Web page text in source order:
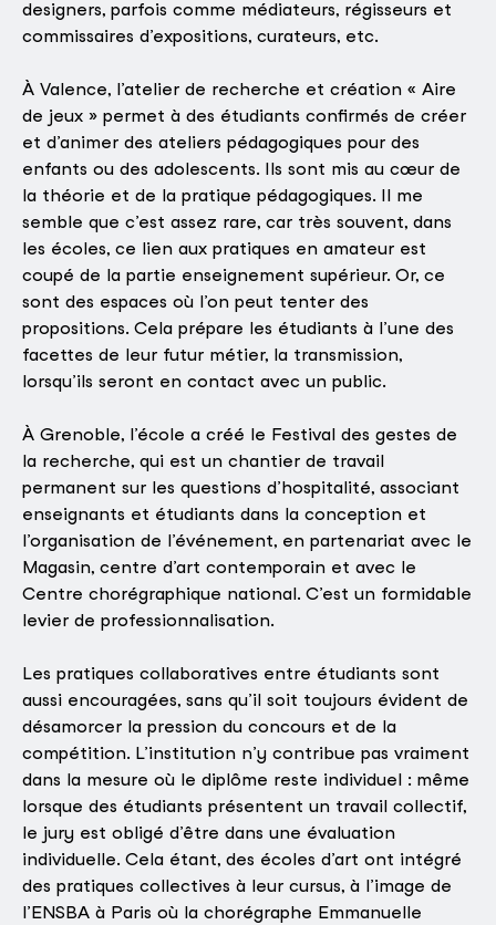
designers, parfois comme médiateurs, régisseurs et
commissaires d’expositions, curateurs, etc.
À Valence, l’atelier de recherche et création « Aire
de jeux » permet à des étudiants confirmés de créer
et d’animer des ateliers pédagogiques pour des
enfants ou des adolescents. Ils sont mis au cœur de
la théorie et de la pratique pédagogiques. Il me
semble que c’est assez rare, car très souvent, dans
les écoles, ce lien aux pratiques en amateur est
coupé de la partie enseignement supérieur. Or, ce
sont des espaces où l’on peut tenter des
propositions. Cela prépare les étudiants à l’une des
facettes de leur futur métier, la transmission,
lorsqu’ils seront en contact avec un public.
À Grenoble, l’école a créé le Festival des gestes de
la recherche, qui est un chantier de travail
permanent sur les questions d’hospitalité, associant
enseignants et étudiants dans la conception et
l’organisation de l’événement, en partenariat avec le
Magasin, centre d’art contemporain et avec le
Centre chorégraphique national. C’est un formidable
levier de professionnalisation.
Les pratiques collaboratives entre étudiants sont
aussi encouragées, sans qu’il soit toujours évident de
désamorcer la pression du concours et de la
compétition. L’institution n’y contribue pas vraiment
dans la mesure où le diplôme reste individuel : même
lorsque des étudiants présentent un travail collectif,
le jury est obligé d’être dans une évaluation
individuelle. Cela étant, des écoles d’art ont intégré
des pratiques collectives à leur cursus, à l’image de
l’ENSBA à Paris où la chorégraphe Emmanuelle